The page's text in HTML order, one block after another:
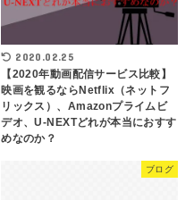
2020.02.25
【2020年動画配信サービス比較】
映画を観るならNetflix（ネットフ
リックス）、Amazonプライムビ
デオ、U-NEXTどれが本当におすす
めなのか？
ブログ